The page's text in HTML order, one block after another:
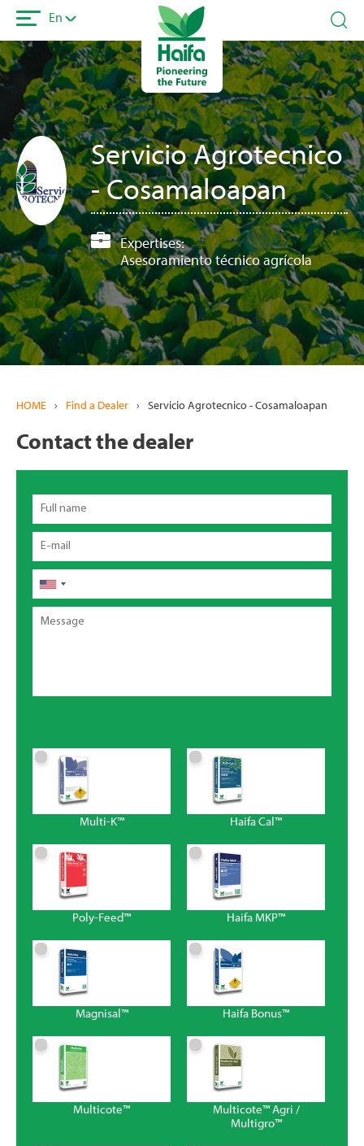
Skip
main
content
En
Servicio Agrotecnico
- Cosamaloapan
Expertises:
Asesoramiento técnico agrícola
HOME › Find a Dealer › Servicio Agrotecnico - Cosamaloapan
Contact the dealer
Full
name
Email
Phone
Message
Multi-K™ Haifa Cal™
Poly-Feed™ Haifa MKP™
Magnisal™ Haifa Bonus™
Multicote™
Multicote™ Agri /
Multigro™